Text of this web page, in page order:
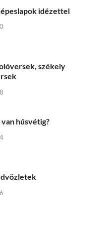
idézettel
székely
húsvétig?